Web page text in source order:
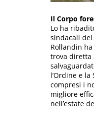
Il Corpo
Lo ha
sindacali del
Rollandin
trova diretta
l’Ordine e
compresi i
migliore
nell’estate